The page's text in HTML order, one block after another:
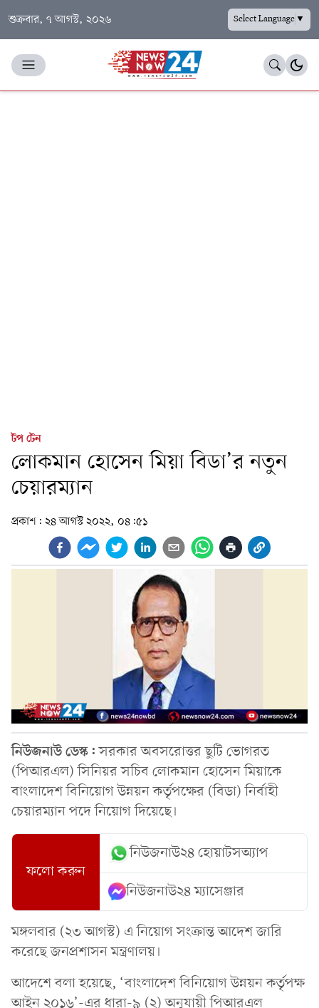
শুক্রবার, ৭ আগস্ট, ২০২৬ Select Language▼
টপ টেন
লোকমান হোসেন মিয়া বিডা’র নতুন
চেয়ারম্যান
প্রকাশ: ২৪ আগস্ট ২০২২, ০৪:৫১
নিউজনাউ ডেস্ক:সরকার অবসরোত্তর ছুটি ভোগরত
(পিআরএল) সিনিয়র সচিব লোকমান হোসেন মিয়াকে
বাংলাদেশ বিনিয়োগ উন্নয়ন কর্তৃপক্ষের (বিডা) নির্বাহী
চেয়ারম্যান পদে নিয়োগ দিয়েছে।
ফলো করুন
নিউজনাউ২৪ হোয়াটসঅ্যাপ
নিউজনাউ২৪ ম্যাসেঞ্জার
মঙ্গলবার (২৩ আগস্ট) এ নিয়োগ সংক্রান্ত আদেশ জারি
করেছে জনপ্রশাসন মন্ত্রণালয়।
আদেশে বলা হয়েছে, ‘বাংলাদেশ বিনিয়োগ উন্নয়ন কর্তৃপক্ষ
আইন ২০১৬’-এর ধারা-৯ (২) অনুযায়ী পিআরএল